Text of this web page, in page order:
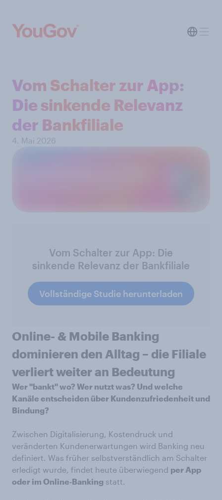
Vom Schalter zur App:
Die sinkende Relevanz
der Bankfiliale
4. Mai 2026
Vom Schalter zur App: Die
sinkende Relevanz der Bankfiliale
Vollständige Studie herunterladen
Online- & Mobile Banking
dominieren den Alltag – die Filiale
verliert weiter an Bedeutung
Wer "bankt" wo? Wer nutzt was? Und welche
Kanäle entscheiden über Kundenzufriedenheit und
Bindung?
Zwischen Digitalisierung, Kostendruck und
veränderten Kundenerwartungen wird Banking neu
definiert. Was früher selbstverständlich am Schalter
erledigt wurde, findet heute überwiegend per App
oder im Online‑Banking statt.